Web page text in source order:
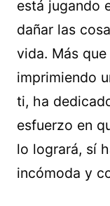
está jugando
dañar las
vida. Más que
imprimiendo
ti, ha
esfuerzo en
lo logrará, sí
incómoda y